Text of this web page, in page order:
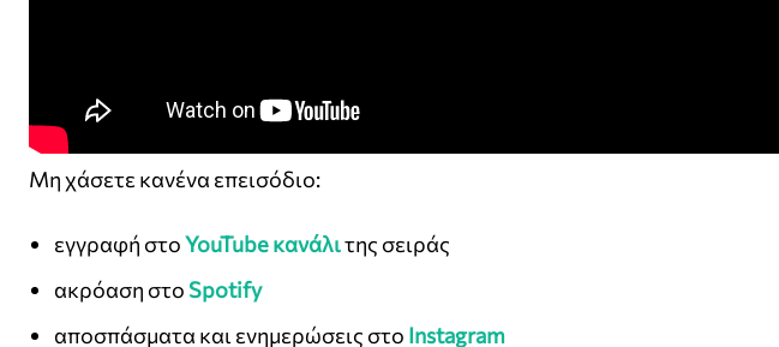
Μη χάσετε κανένα επεισόδιο:
εγγραφή στοYouTube κανάλιτης σειράς
ακρόαση στο Spotify
αποσπάσματα και ενημερώσεις στο Instagram